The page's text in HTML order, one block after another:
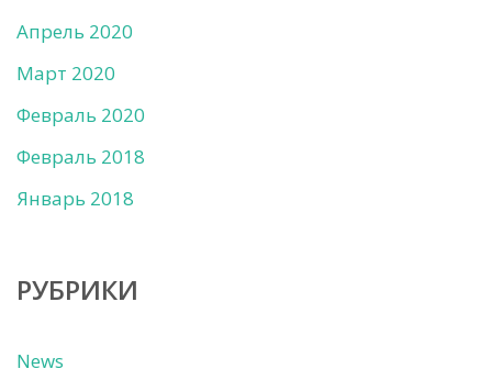
Апрель 2020
Март 2020
Февраль 2020
Февраль 2018
Январь 2018
РУБРИКИ
News